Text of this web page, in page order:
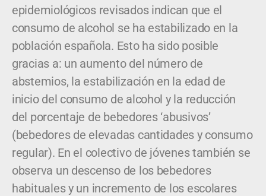
epidemiológicos revisados indican que el
consumo de alcohol se ha estabilizado en la
población española. Esto ha sido posible
gracias a: un aumento del número de
abstemios, la estabilización en la edad de
inicio del consumo de alcohol y la reducción
del porcentaje de bebedores ‘abusivos’
(bebedores de elevadas cantidades y consumo
regular). En el colectivo de jóvenes también se
observa un descenso de los bebedores
habituales y un incremento de los escolares